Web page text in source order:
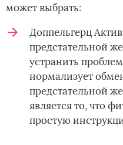
может выбрать:
Доппельгерц
предстательной
устранить
нормализует
предстательной
является то, что
простую